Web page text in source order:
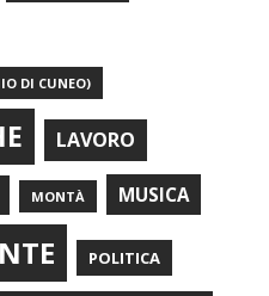
DI CUNEO)
LAVORO
MONTÀ MUSICA
POLITICA